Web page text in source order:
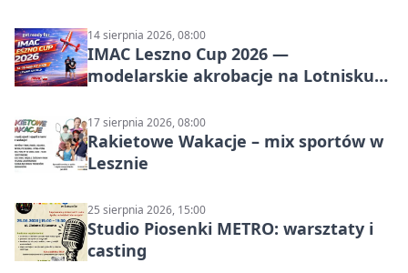
14 sierpnia 2026, 08:00
IMAC Leszno Cup 2026 —
modelarskie akrobacje na Lotnisku
17 sierpnia 2026, 08:00
Rakietowe Wakacje – mix sportów w
Lesznie
25 sierpnia 2026, 15:00
Studio Piosenki METRO: warsztaty i
casting